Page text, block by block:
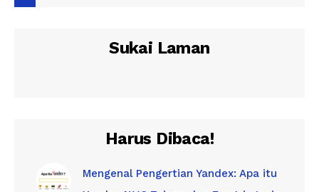
Sukai Laman
Harus Dibaca!
Mengenal Pengertian Yandex: Apa itu